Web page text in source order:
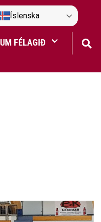
UM FÉLAGIÐ
Íslenska